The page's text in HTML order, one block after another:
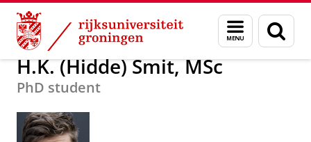
Skip
Content
Skip
Navigation
Menu
en
zoeken
Over ons H.K. (Hidde) Smit, MSc
H.K. (Hidde) Smit, MSc
PhD student